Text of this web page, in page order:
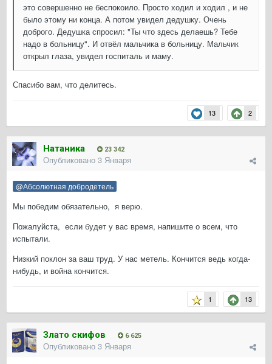
это совершенно не беспокоило. Просто ходил и ходил , и не
было этому ни конца. А потом увидел дедушку. Очень
доброго. Дедушка спросил: "Ты что здесь делаешь? Тебе
надо в больницу". И отвёл мальчика в больницу. Мальчик
открыл глаза, увидел госпиталь и маму.
Спасибо вам, что делитесь.
13 2
Натаника 23 342
Опубликовано 3 Января
@Абсолютная добродетель
Мы победим обязательно, я верю.
Пожалуйста, если будет у вас время, напишите о всем, что
испытали.
Низкий поклон за ваш труд. У нас метель. Кончится ведь когда-
нибудь, и война кончится.
1 13
Злато скифов 6 625
Опубликовано 3 Января